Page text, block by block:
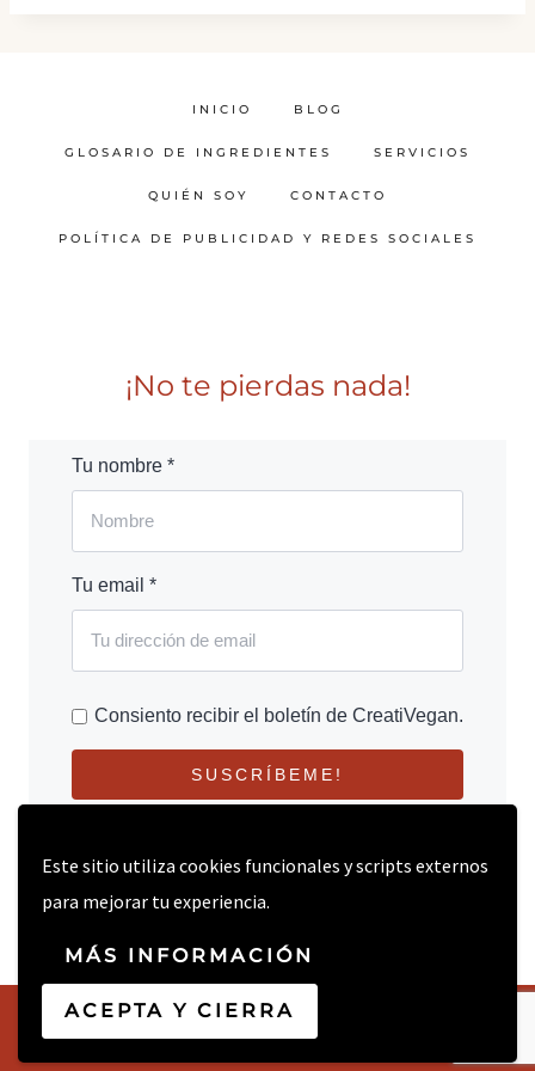
Este sitio utiliza cookies funcionales y scripts externos
para mejorar tu experiencia.
MÁS INFORMACIÓN
ACEPTA Y CIERRA
INICIO BLOG
GLOSARIO DE INGREDIENTES SERVICIOS
QUIÉN SOY CONTACTO
POLÍTICA DE PUBLICIDAD Y REDES SOCIALES
¡No te pierdas nada!
Tu nombre *
Tu email *
Consiento recibir el boletín de CreatiVegan.
SUSCRÍBEME!
© 2026 CREATIVEGAN.NET